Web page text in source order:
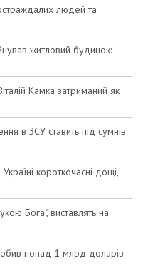
людей та
житловий будинок:
Камка затриманий як
в ЗСУ ставить під сумнів
короткочасні дощі,
Бога", виставлять на
понад 1 млрд доларів